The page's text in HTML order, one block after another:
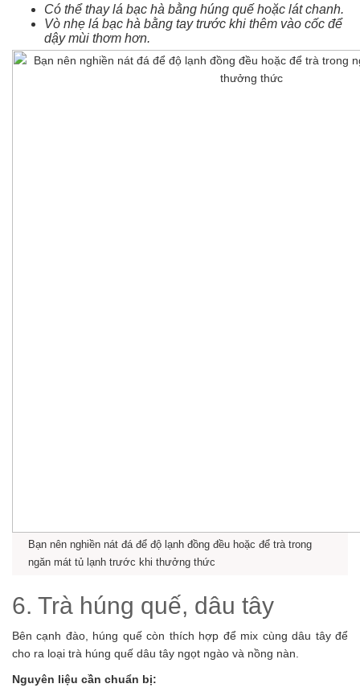
Có thể thay lá bạc hà bằng húng quế hoặc lát chanh.
Vò nhẹ lá bạc hà bằng tay trước khi thêm vào cốc để
dậy mùi thơm hơn.
Bạn nên nghiền nát đá để độ lạnh đồng đều hoặc để trà trong
ngăn mát tủ lạnh trước khi thưởng thức
6. Trà húng quế, dâu tây
Bên cạnh đào, húng quế còn thích hợp để mix cùng dâu tây để
cho ra loại trà húng quế dâu tây ngọt ngào và nồng nàn.
Nguyên liệu cần chuẩn bị: